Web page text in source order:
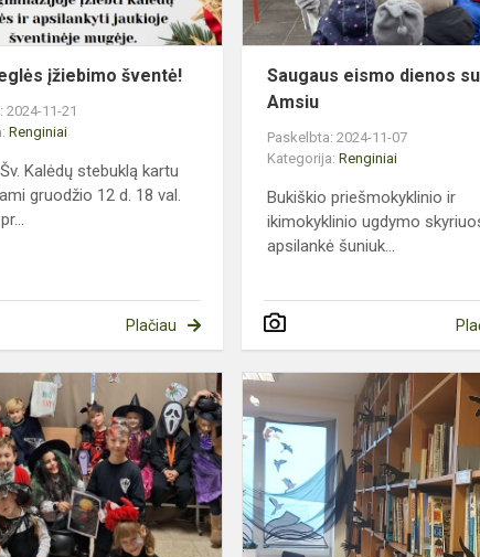
įžiebimo šventė!
2024-11-21
Renginiai
Kalėdų stebuklą kartu
gruodžio 12 d. 18 val.
Plačiau
Saugaus eismo dienos su
Amsiu
Paskelbta: 2024-11-07
Kategorija:Renginiai
Bukiškio priešmokyklinio ir
ikimokyklinio ugdymo
apsilankė šuniuk...
Helovyno
penktadienis
progimnazijoje